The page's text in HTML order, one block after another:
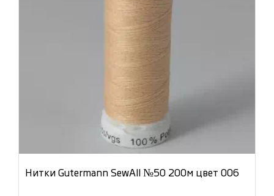
Нитки Gutermann SewAll №50 200м цвет 006